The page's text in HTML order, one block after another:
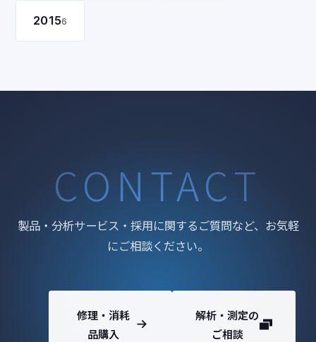
20156
CONTACT
製品・分析サービス・採用に関するご質問など、お気軽
にご相談ください。
修理・消耗
品購入
解析・測定の
ご相談